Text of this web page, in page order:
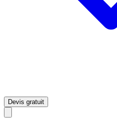
Devis gratuit